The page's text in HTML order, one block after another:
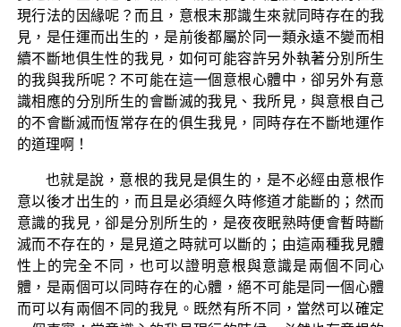
現行法的因緣呢？而且，意根末那識生來就同時存在的我
見，是任運而出生的，是前後都屬於同一類永遠不變而相
續不斷地俱生性的我見，如何可能容許另外執著分別所生
的我與我所呢？不可能在這一個意根心體中，卻另外有意
識相應的分別所生的會斷滅的我見、我所見，與意根自己
的不會斷滅而恆常存在的俱生我見，同時存在不斷地運作
的道理啊！
也就是說，意根的我見是俱生的，是不必經由意根作
意以後才出生的，而且是必須經久時修道才能斷的；然而
意識的我見，卻是分別所生的，是夜夜眠熟時便會暫時斷
滅而不存在的，是見道之時就可以斷的；由這兩種我見體
性上的完全不同，也可以證明意根與意識是兩個不同心
體，是兩個可以同時存在的心體，絕不可能是同一個心體
而可以有兩個不同的我見。既然有所不同，當然可以確定